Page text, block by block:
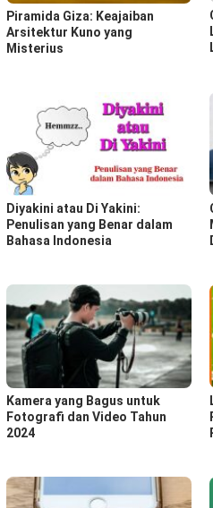
Piramida Giza: Keajaiban
Arsitektur Kuno yang
Misterius
Diyakini atau Di Yakini:
Penulisan yang Benar dalam
Bahasa Indonesia
Kamera yang Bagus untuk
Fotografi dan Video Tahun
2024